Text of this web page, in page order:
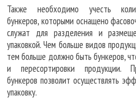
Также необходимо учесть
бункеров, которыми оснащено
служат для разделения и
упаковкой. Чем больше видов
тем больше должно быть бункеров,
и пересортировки продукции.
бункеров позволит осуществлять
упаковку.